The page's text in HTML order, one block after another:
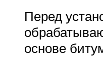
Перед
основе